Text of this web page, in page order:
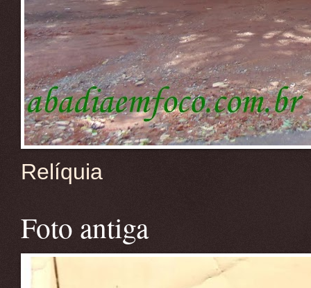
Relíquia
Foto antiga